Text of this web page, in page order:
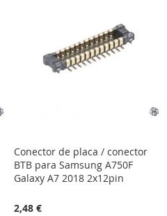
Conector de placa / conector
BTB para Samsung A750F
Galaxy A7 2018 2x12pin
2,48 €